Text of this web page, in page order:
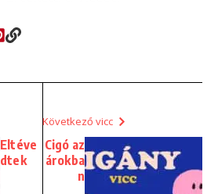
Eltéve
dtek
Következő vicc
Cigó az
árokba
n